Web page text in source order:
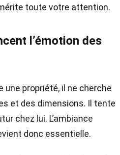
toute votre attention.
l’émotion des
une propriété, il ne cherche
et des dimensions. Il tente
chez lui. L’ambiance
donc essentielle.